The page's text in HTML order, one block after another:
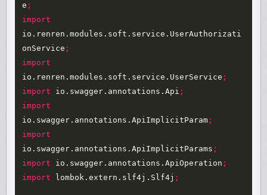
e ;
import
io.renren.modules.soft.service.UserAuthorizati
onService ;
import
io.renren.modules.soft.service.UserService ;
import
io.swagger.annotations.Api ;
import
io.swagger.annotations.ApiImplicitParam ;
import
io.swagger.annotations.ApiImplicitParams ;
import
io.swagger.annotations.ApiOperation ;
import
lombok.extern.slf4j.Slf4j ;